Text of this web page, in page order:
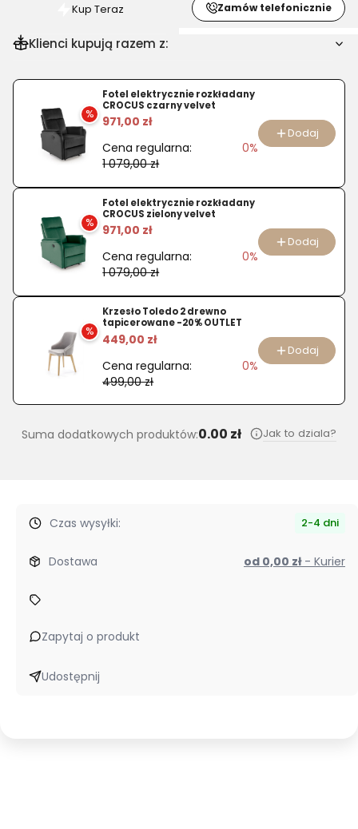
Szybki
zakup
dla
Stołek
Charles
Kup Teraz Zamów telefonicznie
Klienci kupują razem z:
%
Fotel elektrycznie rozkładany
CROCUS czarny velvet
971,00 zł
Cena regularna:
1 079,00 zł
0%
Dodaj
%
Fotel elektrycznie rozkładany
CROCUS zielony velvet
971,00 zł
Cena regularna:
1 079,00 zł
0%
Dodaj
%
Krzesło Toledo 2 drewno
tapicerowane -20% OUTLET
449,00 zł
Cena regularna:
499,00 zł
0%
Dodaj
Suma dodatkowych produktów:0.00 zł Jak to dziala?
Czas wysyłki: 2-4 dni
Dostawa od 0,00 zł - Kurier
Zapytaj o produkt
Udostępnij